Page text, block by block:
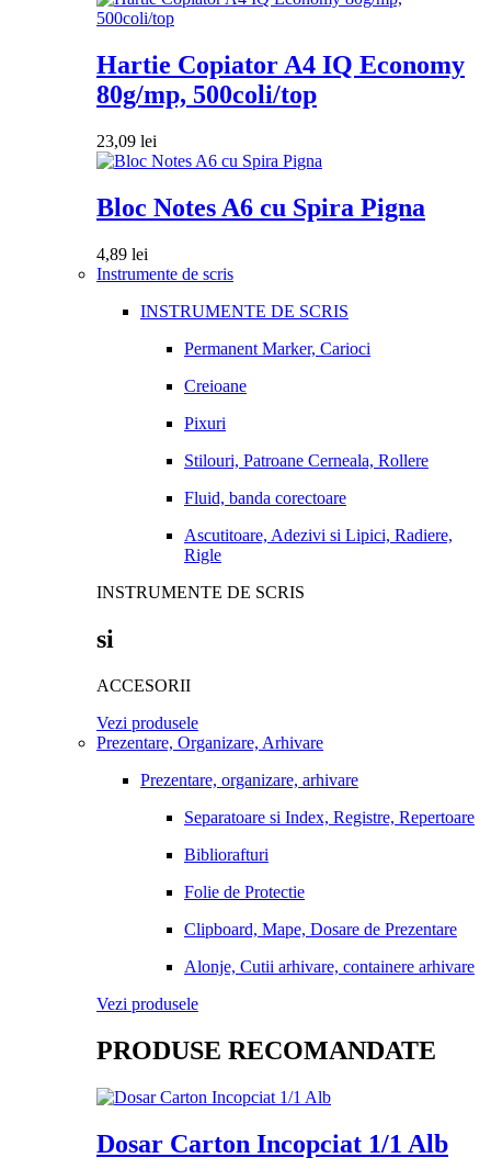
Hartie Copiator A4 IQ Economy
80g/mp, 500coli/top
23,09 lei
Bloc Notes A6 cu Spira Pigna
4,89 lei
Instrumente de scris
INSTRUMENTE DE SCRIS
Permanent Marker, Carioci
Creioane
Pixuri
Stilouri, Patroane Cerneala, Rollere
Fluid, banda corectoare
Ascutitoare, Adezivi si Lipici, Radiere,
Rigle
INSTRUMENTE DE SCRIS
si
ACCESORII
Vezi produsele
Prezentare, Organizare, Arhivare
Prezentare, organizare, arhivare
Separatoare si Index, Registre, Repertoare
Bibliorafturi
Folie de Protectie
Clipboard, Mape, Dosare de Prezentare
Alonje, Cutii arhivare, containere arhivare
Vezi produsele
PRODUSE RECOMANDATE
Dosar Carton Incopciat 1/1 Alb